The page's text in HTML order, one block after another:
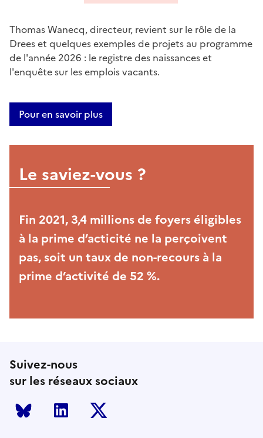
Thomas Wanecq, directeur, revient sur le rôle de la
Drees et quelques exemples de projets au programme
de l'année 2026 : le registre des naissances et
l'enquête sur les emplois vacants.
Pour en savoir plus
Le saviez-vous ?
Fin 2021, 3,4 millions de foyers éligibles
à la prime d’acticité ne la perçoivent
pas, soit un taux de non-recours à la
prime d’activité de 52 %.
Suivez-nous
sur les réseaux sociaux
Bluesky LinkedIn